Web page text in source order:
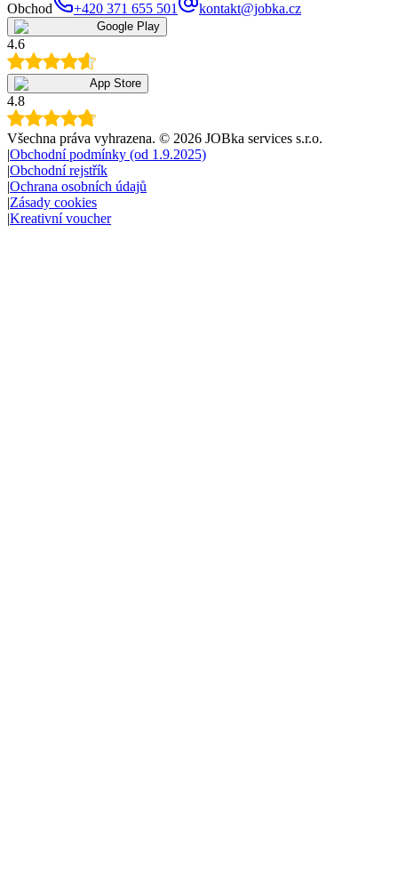
Obchod
+420 371 655 501 kontakt@jobka.cz
Google Play
4.6
App Store
4.8
Všechna práva vyhrazena. © 2026 JOBka services s.r.o.
Obchodní podmínky (od 1.9.2025)
Obchodní rejstřík
Ochrana osobních údajů
Zásady cookies
Kreativní voucher